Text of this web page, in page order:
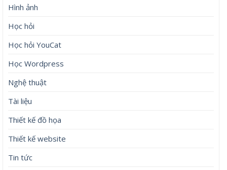
Hình ảnh
Học hỏi
Học hỏi YouCat
Học Wordpress
Nghệ thuật
Tài liệu
Thiết kế đồ họa
Thiết kế website
Tin tức